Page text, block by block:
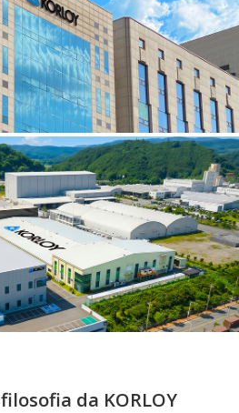
da KORLOY